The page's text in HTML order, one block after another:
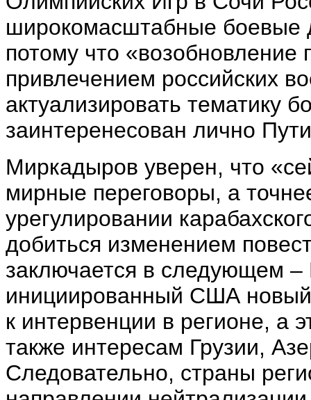
широкомасштабные боевые
потому что
привлечением российских
актуализировать тематику
заинтеренесован лично
Миркадыров уверен, что
мирные переговоры, а
урегулировании
добиться изменением
заключается в следующем –
инициированный США новый
к интервенции в регионе, а
также интересам Грузии,
Следовательно, страны